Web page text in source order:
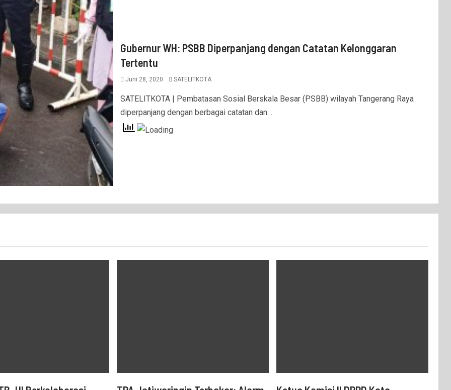
Gubernur WH: PSBB Diperpanjang dengan Catatan Kelonggaran
Tertentu
Juni 28, 2020 SATELITKOTA
SATELITKOTA | Pembatasan Sosial Berskala Besar (PSBB) wilayah Tangerang Raya
diperpanjang dengan berbagai catatan dan…